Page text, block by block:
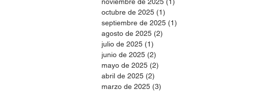
octubre de 2025 (1)
septiembre de 2025 (1)
agosto de 2025 (2)
julio de 2025 (1)
junio de 2025 (2)
mayo de 2025 (2)
abril de 2025 (2)
marzo de 2025 (3)